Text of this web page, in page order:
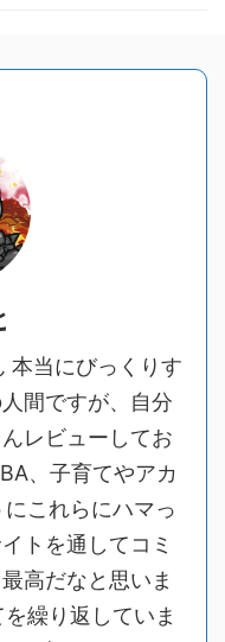
本当にびっくりす
間ですが、自分
レビューしてお
、子育てやアカ
これらにハマっ
トを通してコミ
高だなと思いま
繰り返していま